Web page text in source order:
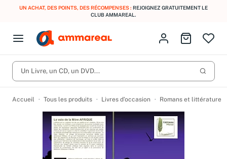
UN ACHAT, DES POINTS, DES RÉCOMPENSES : REJOIGNEZ GRATUITEMENT LE
CLUB AMMAREAL.
Open menu
Fermer le menu
CD d'occasion
Vinyles d'occasion
Partitions
Culture à 1 €
Produits Catégories
Vous n'avez pas trouvé l'article que vous cherchiez ?
Identifiez-vous
Aller au
Un Livre, un CD, un DVD...
Accueil Tous les produits Livres d’occasion Romans et littérature